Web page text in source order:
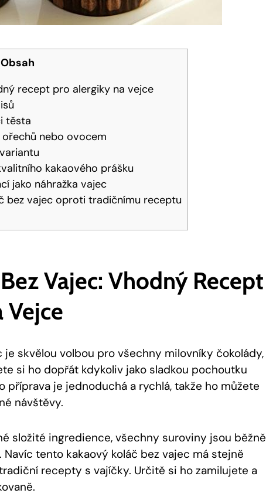
Obsah
recept pro alergiky na vejce
těsta
nebo ovocem
kakaového ⁢prášku
jako náhražka vajec
⁤bez vajec oproti tradičnímu​ receptu
Vajec: ‍Vhodný Recept
Vejce
je ⁤skvělou volbou pro všechny milovníky čokolády,
si ho dopřát kdykoliv jako sladkou pochoutku
příprava je jednoduchá a rychlá, takže⁤ ho můžete
​návštěvy.
složité ingredience, všechny suroviny jsou běžně
tento kakaový koláč bez vajec má stejně‍
recepty s vajíčky. Určitě si ho zamilujete a